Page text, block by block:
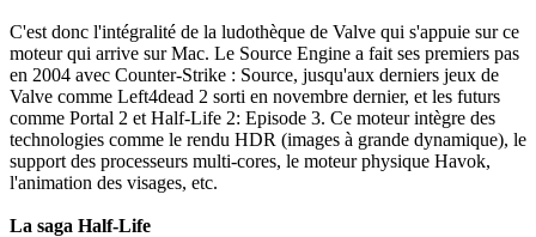
C'est donc l'intégralité de la ludothèque de Valve qui s'appuie sur ce
moteur qui arrive sur Mac. Le Source Engine a fait ses premiers pas
en 2004 avec Counter-Strike : Source, jusqu'aux derniers jeux de
Valve comme Left4dead 2 sorti en novembre dernier, et les futurs
comme Portal 2 et Half-Life 2: Episode 3. Ce moteur intègre des
technologies comme le rendu HDR (images à grande dynamique), le
support des processeurs multi-cores, le moteur physique Havok,
l'animation des visages, etc.
La saga Half-Life